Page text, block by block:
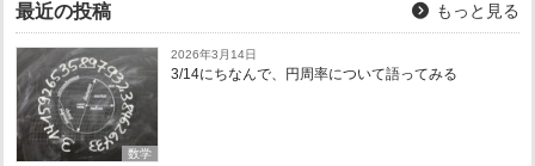
最近の投稿 もっと見る
数学
2026年3月14日
3/14にちなんで、円周率について語ってみる